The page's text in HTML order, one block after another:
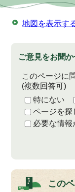
地図を表示す
ご意見をお聞
このページに
(複数回答可)
特にない
ページを探
必要な情報
この